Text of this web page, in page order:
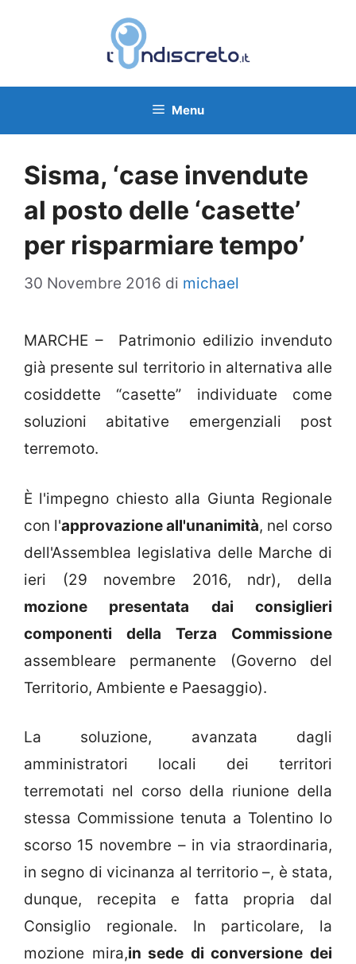
Menu
Sisma, ‘case invendute
al posto delle ‘casette’
per risparmiare tempo’
30 Novembre 2016 di michael
MARCHE – Patrimonio edilizio invenduto
già presente sul territorio in alternativa alle
cosiddette “casette” individuate come
soluzioni abitative emergenziali post
terremoto.
È l'impegno chiesto alla Giunta Regionale
con l'approvazione all'unanimità, nel corso
dell'Assemblea legislativa delle Marche di
ieri (29 novembre 2016, ndr), della
mozione presentata dai consiglieri
componenti della Terza Commissione
assembleare permanente (Governo del
Territorio, Ambiente e Paesaggio).
La soluzione, avanzata dagli
amministratori locali dei territori
terremotati nel corso della riunione della
stessa Commissione tenuta a Tolentino lo
scorso 15 novembre – in via straordinaria,
in segno di vicinanza al territorio –, è stata,
dunque, recepita e fatta propria dal
Consiglio regionale. In particolare, la
mozione mira,in sede di conversione dei